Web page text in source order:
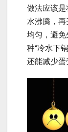
做法应该
水沸腾，
均匀，避
种“冷水下
还能减少蛋